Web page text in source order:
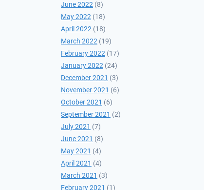
June 2022 (8)
May 2022 (18)
April 2022 (18)
March 2022 (19)
February 2022 (17)
January 2022 (24)
December 2021 (3)
November 2021 (6)
October 2021 (6)
September 2021 (2)
July 2021 (7)
June 2021 (8)
May 2021 (4)
April 2021 (4)
March 2021 (3)
February 2021 (1)